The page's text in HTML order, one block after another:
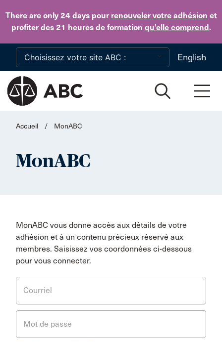
There are only 24 dayspour renouveler votre adhésion et
profiter des 21 heures de formation qu’elle comprend.
Skip to main content
English
Accueil / MonABC
MonABC
MonABC vous donne accès aux détails de votre
adhésion et à un contenu précieux réservé aux
membres. Saisissez vos coordonnées ci-dessous
pour vous connecter.
Courriel
Mot de passe